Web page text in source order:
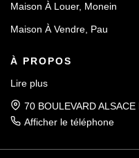
Maison À Louer, Monein
Maison À Vendre, Pau
À PROPOS
Lire plus
70 BOULEVARD
Afficher le téléphone